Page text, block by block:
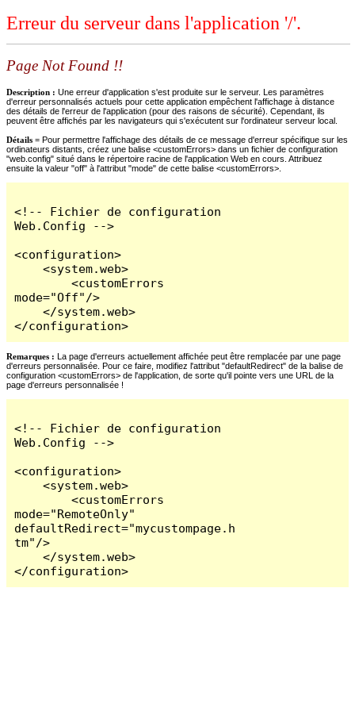
Erreur du serveur dans l'application '/'.
Page Not Found !!
Description : Une erreur d'application s'est produite sur le serveur. Les paramètres
d'erreur personnalisés actuels pour cette application empêchent l'affichage à distance
des détails de l'erreur de l'application (pour des raisons de sécurité). Cependant, ils
peuvent être affichés par les navigateurs qui s'exécutent sur l'ordinateur serveur local.
Détails = Pour permettre l'affichage des détails de ce message d'erreur spécifique sur les
ordinateurs distants, créez une balise <customErrors> dans un fichier de configuration
"web.config" situé dans le répertoire racine de l'application Web en cours. Attribuez
ensuite la valeur "off" à l'attribut "mode" de cette balise <customErrors>.
<!-- Fichier de configuration
Web.Config -->
<configuration>
    <system.web>
        <customErrors
mode="Off"/>
    </system.web>
</configuration>
Remarques : La page d'erreurs actuellement affichée peut être remplacée par une page
d'erreurs personnalisée. Pour ce faire, modifiez l'attribut "defaultRedirect" de la balise de
configuration <customErrors> de l'application, de sorte qu'il pointe vers une URL de la
page d'erreurs personnalisée !
<!-- Fichier de configuration
Web.Config -->
<configuration>
    <system.web>
        <customErrors
mode="RemoteOnly"
defaultRedirect="mycustompage.h
tm"/>
    </system.web>
</configuration>